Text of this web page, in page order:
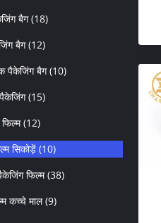
बैग (18)
बैग (12)
पैकेजिंग बैग (10)
(15)
(12)
सिकोड़ें (10)
फिल्म (38)
कच्चे माल (9)